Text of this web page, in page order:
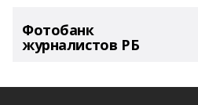
Фотобанк
журналистов РБ